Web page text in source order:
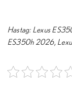
Hastag: Lexus
ES350h 2026,